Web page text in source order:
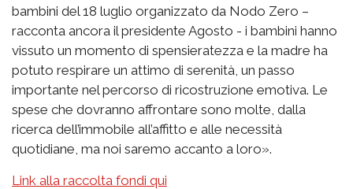
bambini del 18 luglio organizzato da Nodo Zero –
racconta ancora il presidente Agosto - i bambini hanno
vissuto un momento di spensieratezza e la madre ha
potuto respirare un attimo di serenità, un passo
importante nel percorso di ricostruzione emotiva. Le
spese che dovranno affrontare sono molte, dalla
ricerca dell’immobile all’affitto e alle necessità
quotidiane, ma noi saremo accanto a loro».
Link alla raccolta fondi qui